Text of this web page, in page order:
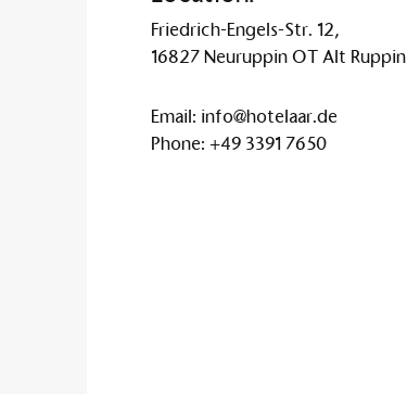
Friedrich-Engels-Str. 12,
16827 Neuruppin OT Alt Ruppin
Email: info@hotelaar.de
Phone: +49 3391 7650